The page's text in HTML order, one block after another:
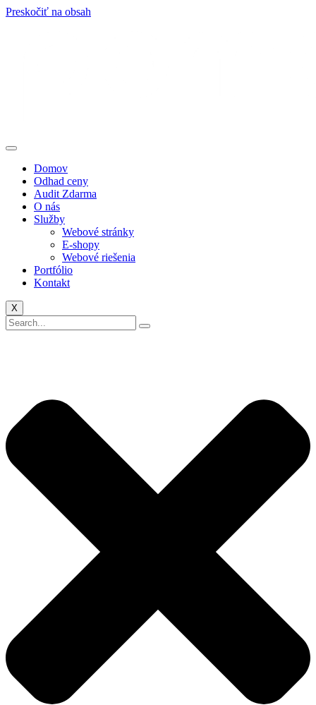
Preskočiť na obsah
Domov
Odhad ceny
Audit Zdarma
O nás
Služby
Webové stránky
E-shopy
Webové riešenia
Portfólio
Kontakt
X